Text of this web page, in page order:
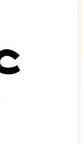
: فاکتور
سفارش خود اقدام نمایید. -( شنبه ۰۵/۰۵/۱۷ ۱۱:۴۹:۱۵)
: پیش